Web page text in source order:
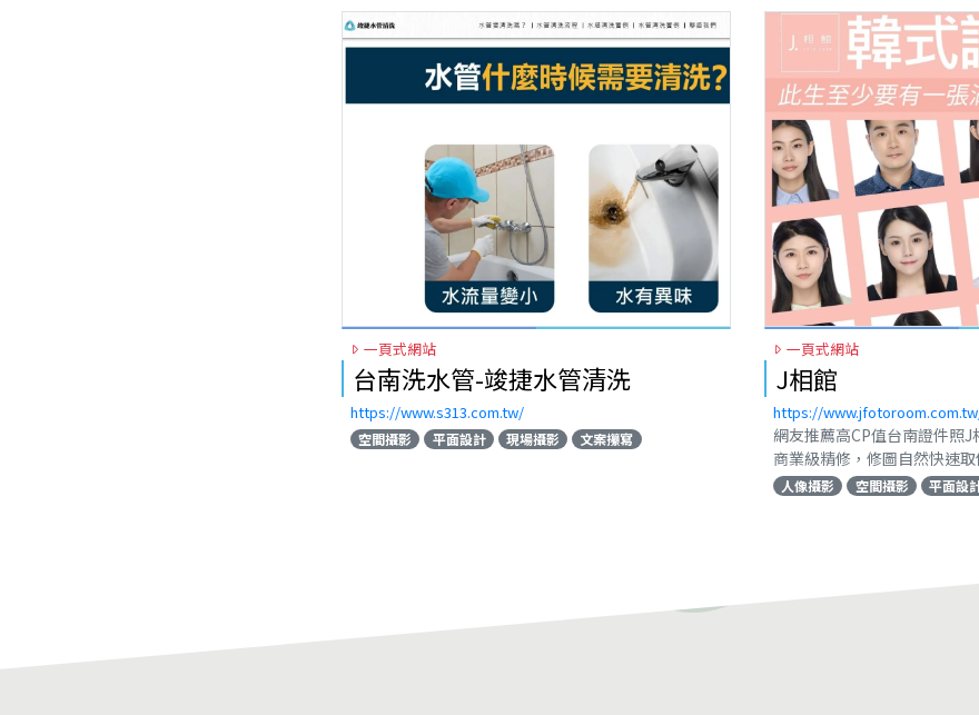
茶具、與茶有關的事物你可以先逛逛我們的蝦皮看看
目前有的商品。購買茶壺推薦醒時茶栽，宜興紫砂壺
專業知識保養分辨價格找專業醒時茶栽，購買大量高
山茶葉批發推薦醒時茶栽，門市也有販售茶具，歡迎
來店選購。電話:06 243 0756 地址:台南市永康區正南
也出了銷售一空的中秋節禮盒蛋黃酥。
一頁式網站
台南洗水管-竣捷水管清洗
https://www.s313.com.tw/
空間攝影 平面設計 現場攝影 文案攥寫
一頁式網站
J相館
https://
網友推薦高CP值台南證件照
商業級精修，修圖自然快速
即預約享優惠。
人像攝影 空間攝影 平面設